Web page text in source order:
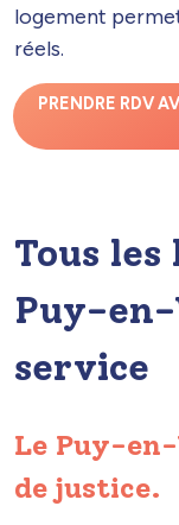
logement
réels.
PRENDRE RDV
Tous les
Puy-
service
Le Puy-
de justice.